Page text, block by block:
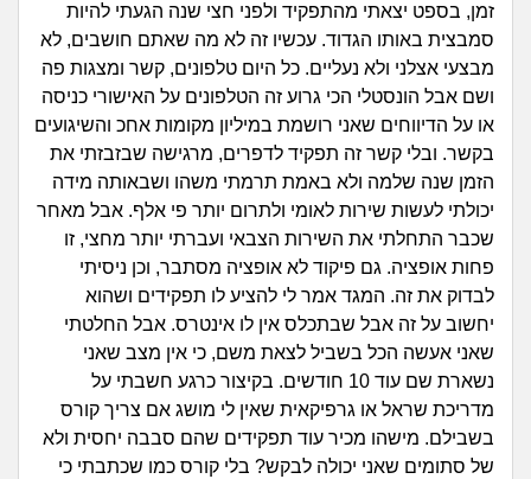
מתחם הטיפים
מדורים
זוגיות
היריון ולידה
הורות ומשפחה
מתבגרים
מהבקו"ם... ועד מתי?!
לימודים וסטודנטים
חיפוש שאלות
הרשמה | התחברות
זמן, בספט יצאתי מהתפקיד ולפני חצי שנה הגעתי להיות
סמבצית באותו הגדוד. עכשיו זה לא מה שאתם חושבים, לא
מבצעי אצלני ולא נעליים. כל היום טלפונים, קשר ומצגות פה
ושם אבל הונסטלי הכי גרוע זה הטלפונים על האישורי כניסה
או על הדיווחים שאני רושמת במיליון מקומות אחכ והשיגועים
בקשר. ובלי קשר זה תפקיד לדפרים, מרגישה שבזבזתי את
הזמן שנה שלמה ולא באמת תרמתי משהו ושבאותה מידה
יכולתי לעשות שירות לאומי ולתרום יותר פי אלף. אבל מאחר
שכבר התחלתי את השירות הצבאי ועברתי יותר מחצי, זו
פחות אופציה. גם פיקוד לא אופציה מסתבר, וכן ניסיתי
לבדוק את זה. המגד אמר לי להציע לו תפקידים ושהוא
יחשוב על זה אבל שבתכלס אין לו אינטרס. אבל החלטתי
שאני אעשה הכל בשביל לצאת משם, כי אין מצב שאני
נשארת שם עוד 10 חודשים. בקיצור כרגע חשבתי על
מדריכת שראל או גרפיקאית שאין לי מושג אם צריך קורס
בשבילם. מישהו מכיר עוד תפקידים שהם סבבה יחסית ולא
של סתומים שאני יכולה לבקש? בלי קורס כמו שכתבתי כי